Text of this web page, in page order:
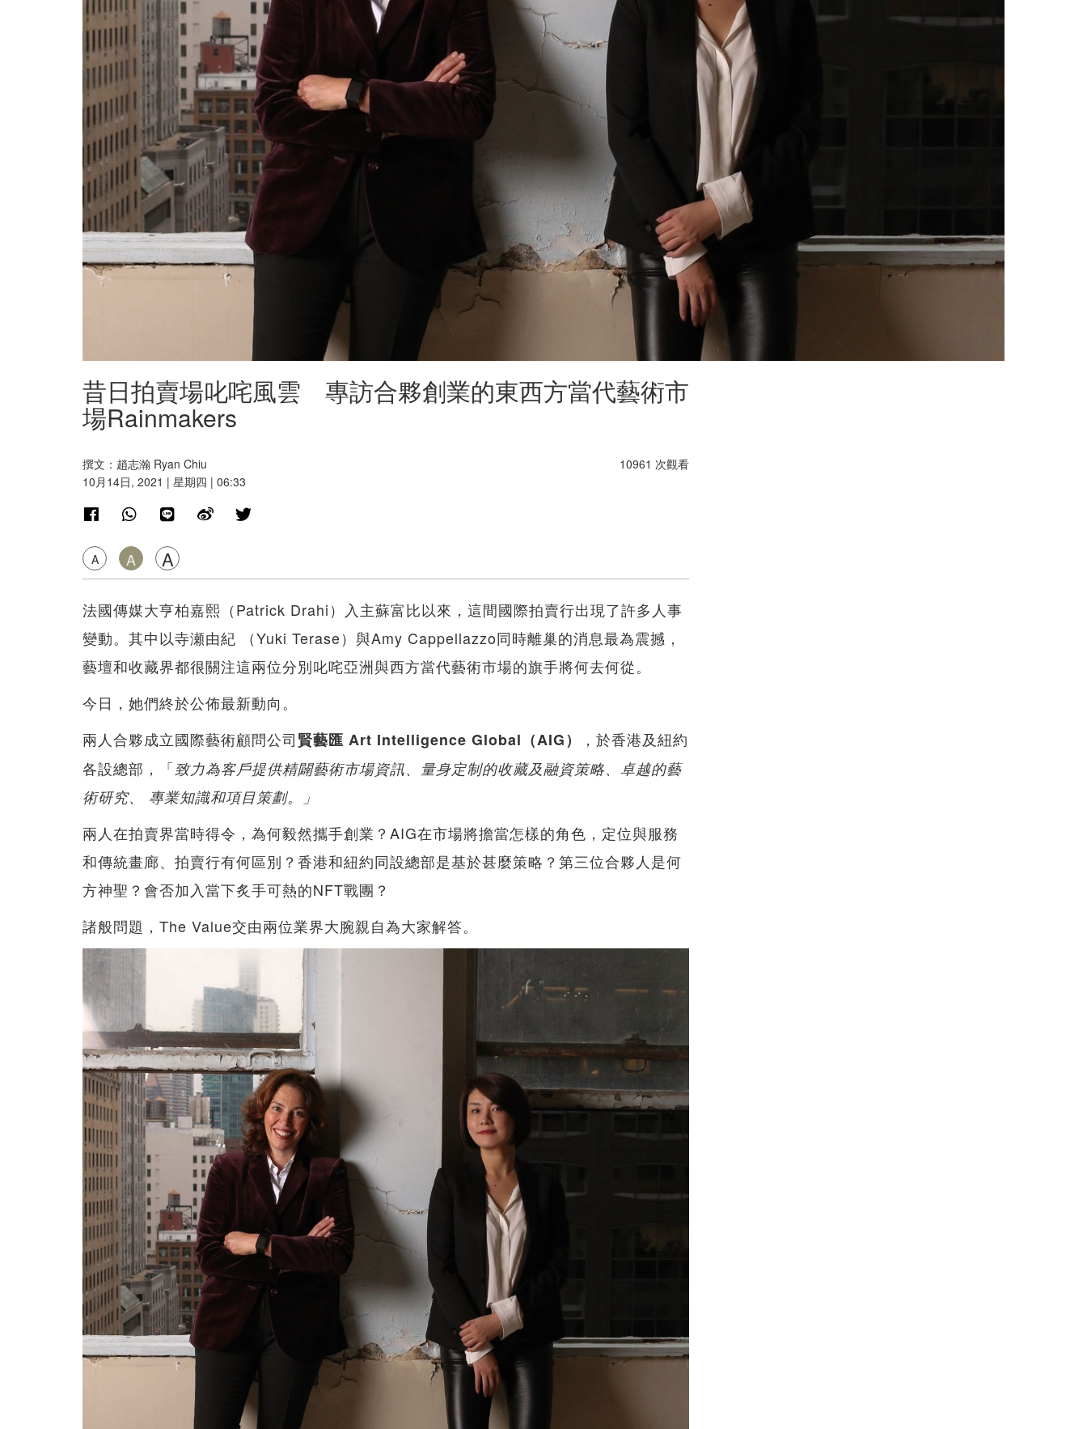
昔日拍賣場叱咤風雲 專訪合夥創業的東西方當代藝術市
場Rainmakers
撰文：趙志瀚 Ryan Chiu
10月14日, 2021 | 星期四 | 06:33
A A A
10961 次觀看
法國傳媒大亨柏嘉熙（Patrick Drahi）入主蘇富比以來，這間國際拍賣行出現了許多人事
變動。其中以寺瀬由紀 （Yuki Terase）與Amy Cappellazzo同時離巢的消息最為震撼，
藝壇和收藏界都很關注這兩位分別叱咤亞洲與西方當代藝術市場的旗手將何去何從。
今日，她們終於公佈最新動向。
兩人合夥成立國際藝術顧問公司賢藝匯 Art Intelligence Global（AIG）
，於香港及紐約
各設總部，「致力為客戶提供精闢藝術市場資訊、量身定制的收藏及融資策略、卓越的藝
術研究、 專業知識和項目策劃。」
兩人在拍賣界當時得令，為何毅然攜手創業？AIG在市場將擔當怎樣的角色，定位與服務
和傳統畫廊、拍賣行有何區別？香港和紐約同設總部是基於甚麼策略？第三位合夥人是何
方神聖？會否加入當下炙手可熱的NFT戰團？
諸般問題，The Value交由兩位業界大腕親自為大家解答。